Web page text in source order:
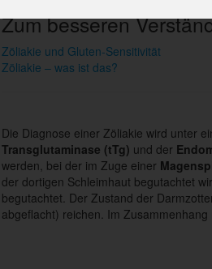
Zum besseren
Zöliakie und Gluten-Sensitivität
Zöliakie – was ist das?
Die Diagnose einer Zöliakie wird unter
Transglutaminase (tTg) und der
werden, bei der im Zuge einer
der dortigen Schleimhaut begutachtet
begutachtet. Der Zustand der
abgeflacht) reichen. Im